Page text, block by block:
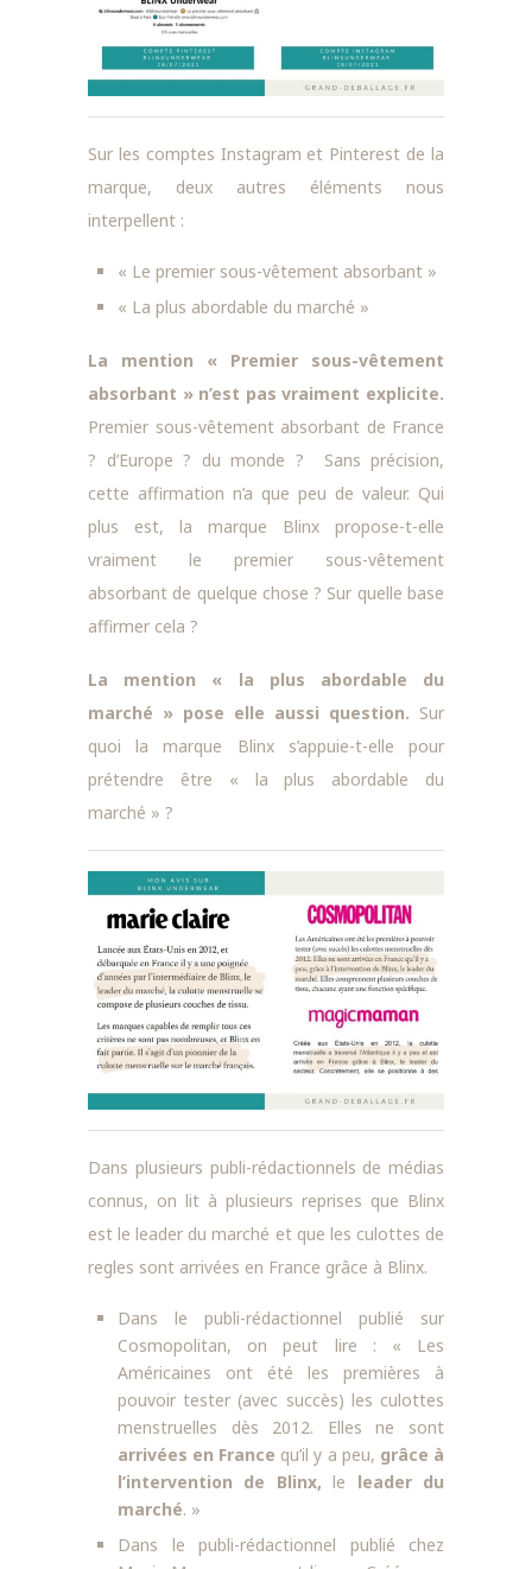
Sur les comptes Instagram et Pinterest de la
marque, deux autres éléments nous
interpellent :
« Le premier sous-vêtement absorbant »
« La plus abordable du marché »
La mention « Premier sous-vêtement
absorbant » n’est pas vraiment explicite.
Premier sous-vêtement absorbant de France
? d’Europe ? du monde ? Sans précision,
cette affirmation n’a que peu de valeur. Qui
plus est, la marque Blinx propose-t-elle
vraiment le premier sous-vêtement
absorbant de quelque chose ? Sur quelle base
affirmer cela ?
La mention « la plus abordable du
marché » pose elle aussi question. Sur
quoi la marque Blinx s’appuie-t-elle pour
prétendre être « la plus abordable du
marché » ?
Dans plusieurs publi-rédactionnels de médias
connus, on lit à plusieurs reprises que Blinx
est le leader du marché et que les culottes de
regles sont arrivées en France grâce à Blinx.
Dans le publi-rédactionnel publié sur
Cosmopolitan, on peut lire : « Les
Américaines ont été les premières à
pouvoir tester (avec succès) les culottes
menstruelles dès 2012. Elles ne sont
arrivées en France qu’il y a peu, grâce à
l’intervention de Blinx,le leader du
marché. »
Dans le publi-rédactionnel publié chez